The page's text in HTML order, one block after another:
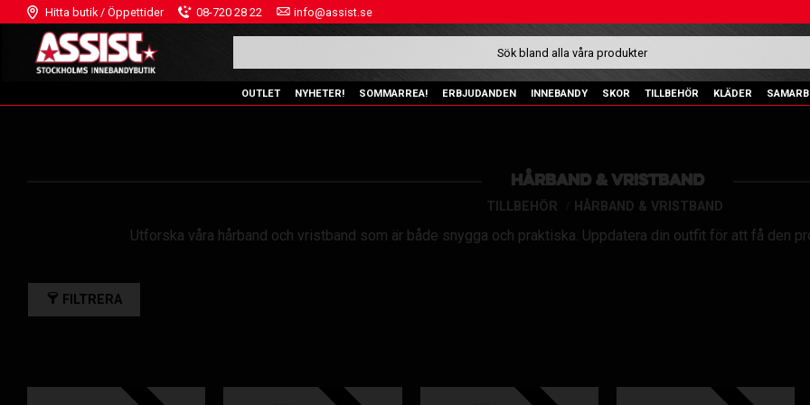
Hitta butik / Öppettider 08-720 28 22 info@assist.se
OUTLET NYHETER! SOMMARREA! ERBJUDANDEN INNEBANDY SKOR TILLBEHÖR KLÄDER
HÅRBAND & VRISTBAND
TILLBEHÖR HÅRBAND & VRISTBAND
Utforska våra hårband och vristband som är både snygga och praktiska. Uppdatera din outfit för att få den
FILTRERA